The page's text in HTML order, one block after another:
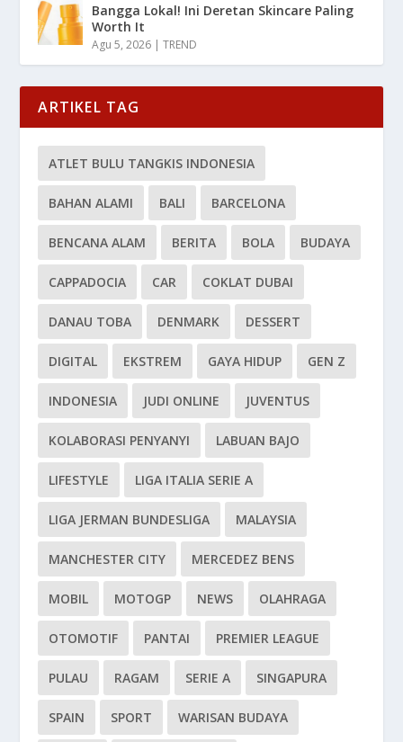
Bangga Lokal! Ini Deretan Skincare Paling
Worth It
Agu 5, 2026 |TREND
ARTIKEL TAG
ATLET BULU TANGKIS INDONESIA
BAHAN ALAMI BALI BARCELONA
BENCANA ALAM BERITA BOLA BUDAYA
CAPPADOCIA CAR COKLAT DUBAI
DANAU TOBA DENMARK DESSERT
DIGITAL EKSTREM GAYA HIDUP GEN Z
INDONESIA JUDI ONLINE JUVENTUS
KOLABORASI PENYANYI LABUAN BAJO
LIFESTYLE LIGA ITALIA SERIE A
LIGA JERMAN BUNDESLIGA MALAYSIA
MANCHESTER CITY MERCEDEZ BENS
MOBIL MOTOGP NEWS OLAHRAGA
OTOMOTIF PANTAI PREMIER LEAGUE
PULAU RAGAM SERIE A SINGAPURA
SPAIN SPORT WARISAN BUDAYA